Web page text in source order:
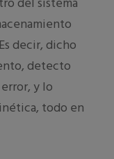
decir, dicho
detecto
y lo
todo en